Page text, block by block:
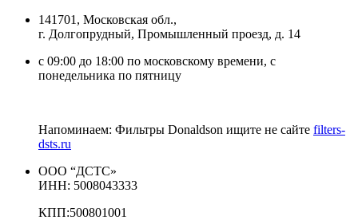
141701, Московская обл.,
г. Долгопрудный, Промышленный проезд, д. 14
с 09:00 до 18:00 по московскому времени, с
понедельника по пятницу
Напоминаем: Фильтры Donaldson ищите не сайте filters-
dsts.ru
ООО “ДСТС»
ИНН: 5008043333
КПП:500801001